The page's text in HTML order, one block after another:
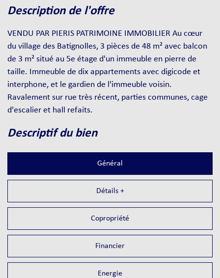
description de l'offre
VENDU PAR PIERIS PATRIMOINE IMMOBILIER Au cœur
du village des Batignolles, 3 pièces de 48 m² avec balcon
de 3 m² situé au 5e étage d'un immeuble en pierre de
taille. Immeuble de dix appartements avec digicode et
interphone, et le gardien de l'immeuble voisin.
Ravalement sur rue très récent, parties communes, cage
d'escalier et hall refaits.
descriptif du bien
Général
Détails +
Copropriété
Financier
Energie